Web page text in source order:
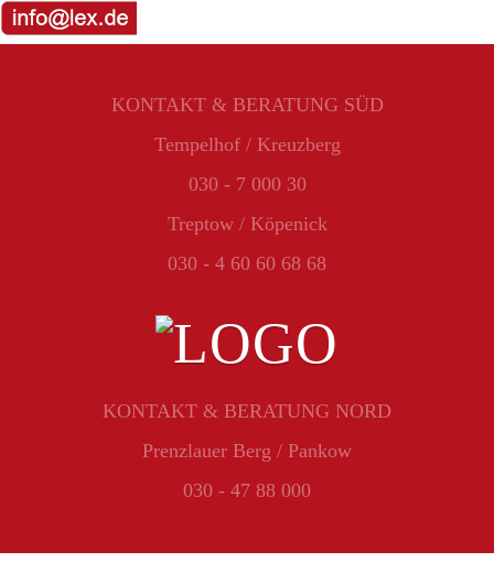
KONTAKT & BERATUNG SÜD
Tempelhof / Kreuzberg
030 - 7 000 30
Treptow / Köpenick
030 - 4 60 60 68 68
KONTAKT & BERATUNG NORD
Prenzlauer Berg / Pankow
030 - 47 88 000